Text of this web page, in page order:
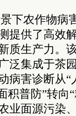
下农作物病
提供了高效
质生产力。
泛集成于茶
病害诊断从“
积普防”转向
业面源污染